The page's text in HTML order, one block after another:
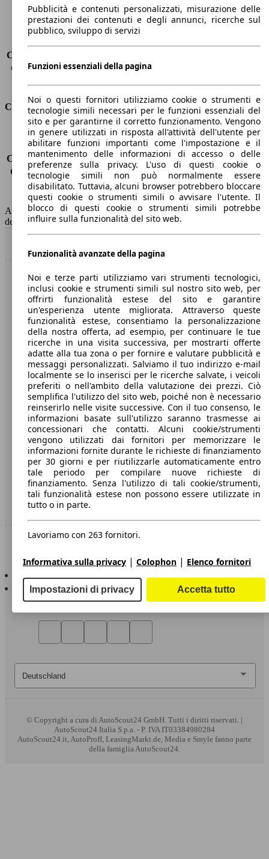
Porte
5
Sedili
5
Capacità di traino (senza freni)
Capacità di traino (con freni)
1500 kg
Consumi
Emissioni di CO2*
-
Consumo (urbano)
-
Consumo (extra-urbano) -
Consumo (combinato)*
Classe di emissione
Euro 6
Capacità del serbatoio
50 l
AutoScout24 non si assume alcuna responsabilità per la correttezza
dei dati.
Benvenuti su AutoScout24, il mercato auto europeo.
Società
A proposito di AutoScout24
Stampa
Media
Condizioni generali
Informazioni
Privacy
Dichiarazione di Accessibilità
Servizi
Area rivenditori
Sempre con te
AutoScout24 per Android
© Copyright a cura di AutoScout24 GmbH. Tutti i diritti riservati. |
AutoScout24 Italia S.p.a. - P. IVA IT03384980284
AutoScout24.it, AutoProff, LeasingMarkt.de, Media e Smyle fanno parte
della famiglia AutoScout24.
Pubblicità e contenuti personalizzati, misurazione delle
prestazioni dei contenuti e degli annunci, ricerche sul
pubblico, sviluppo di servizi
Funzioni essenziali della pagina
Noi o questi fornitori utilizziamo cookie o strumenti e
tecnologie simili necessari per le funzioni essenziali del
sito e per garantirne il corretto funzionamento. Vengono
in genere utilizzati in risposta all'attività dell'utente per
abilitare funzioni importanti come l'impostazione e il
mantenimento delle informazioni di accesso o delle
preferenze sulla privacy. L'uso di questi cookie o
tecnologie simili non può normalmente essere
disabilitato. Tuttavia, alcuni browser potrebbero bloccare
questi cookie o strumenti simili o avvisare l'utente. Il
blocco di questi cookie o strumenti simili potrebbe
influire sulla funzionalità del sito web.
Funzionalità avanzate della pagina
Noi e terze parti utilizziamo vari strumenti tecnologici,
inclusi cookie e strumenti simili sul nostro sito web, per
offrirti funzionalità estese del sito e garantire
un'esperienza utente migliorata. Attraverso queste
funzionalità estese, consentiamo la personalizzazione
della nostra offerta, ad esempio, per continuare le tue
ricerche in una visita successiva, per mostrarti offerte
adatte alla tua zona o per fornire e valutare pubblicità e
messaggi personalizzati. Salviamo il tuo indirizzo e-mail
localmente se lo inserisci per le ricerche salvate, i veicoli
preferiti o nell'ambito della valutazione dei prezzi. Ciò
semplifica l'utilizzo del sito web, poiché non è necessario
reinserirlo nelle visite successive. Con il tuo consenso, le
informazioni basate sull'utilizzo saranno trasmesse ai
concessionari che contatti. Alcuni cookie/strumenti
vengono utilizzati dai fornitori per memorizzare le
informazioni fornite durante le richieste di finanziamento
per 30 giorni e per riutilizzarle automaticamente entro
tale periodo per compilare nuove richieste di
finanziamento. Senza l'utilizzo di tali cookie/strumenti,
tali funzionalità estese non possono essere utilizzate in
tutto o in parte.
Lavoriamo con 263 fornitori.
Informativa sulla privacy | Colophon | Elenco fornitori
Impostazioni di privacy Accetta tutto